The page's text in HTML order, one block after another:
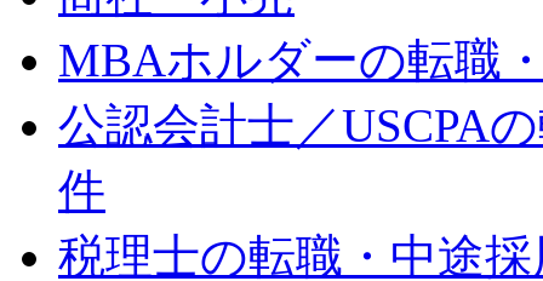
MBAホルダーの転職
公認会計士／USCPA
件
税理士の転職・中途